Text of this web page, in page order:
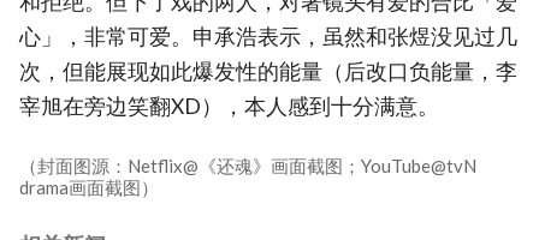
心」，非常可爱。申承浩表示，虽然和张煜没见过几
次，但能展现如此爆发性的能量（后改口负能量，李
宰旭在旁边笑翻XD），本人感到十分满意。
（封面图源：Netflix@《还魂》画面截图；YouTube@tvN
drama画面截图）